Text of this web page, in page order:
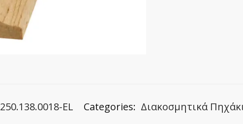
250.138.0018-EL Categories: Διακοσμητικά